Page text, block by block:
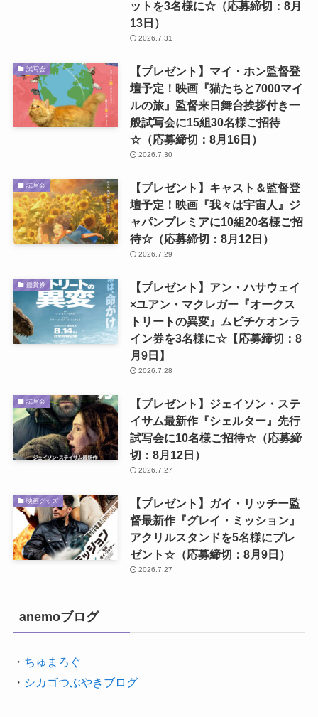
ットを3名様に☆（応募締切：8月
13日）
2026.7.31
試写会
【プレゼント】マイ・ホン監督登
壇予定！映画『猫たちと7000マイ
ルの旅』監督来日舞台挨拶付き一
般試写会に15組30名様ご招待
☆（応募締切：8月16日）
2026.7.30
試写会
【プレゼント】キャスト＆監督登
壇予定！映画『我々は宇宙人』ジ
ャパンプレミアに10組20名様ご招
待☆（応募締切：8月12日）
2026.7.29
鑑賞券
【プレゼント】アン・ハサウェイ
×ユアン・マクレガー『オークス
トリートの異変』ムビチケオンラ
イン券を3名様に☆【応募締切：8
月9日】
2026.7.28
試写会
【プレゼント】ジェイソン・ステ
イサム最新作『シェルター』先行
試写会に10名様ご招待☆（応募締
切：8月12日）
2026.7.27
映画グッズ
【プレゼント】ガイ・リッチー監
督最新作『グレイ・ミッション』
アクリルスタンドを5名様にプレ
ゼント☆（応募締切：8月9日）
2026.7.27
anemoブログ
・ ちゅまろぐ
・ シカゴつぶやきブログ